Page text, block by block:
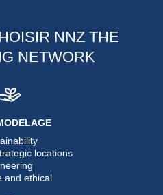
NNZ THE
NETWORK
locations
and ethical